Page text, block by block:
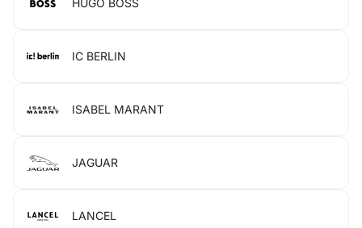
HUGO BOSS
IC BERLIN
ISABEL MARANT
JAGUAR
LANCEL